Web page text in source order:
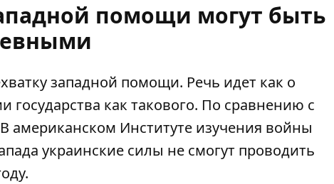
помощи могут быть
западной помощи. Речь идет как о
как такового. По сравнению с
американском Институте изучения войны
украинские силы не смогут проводить